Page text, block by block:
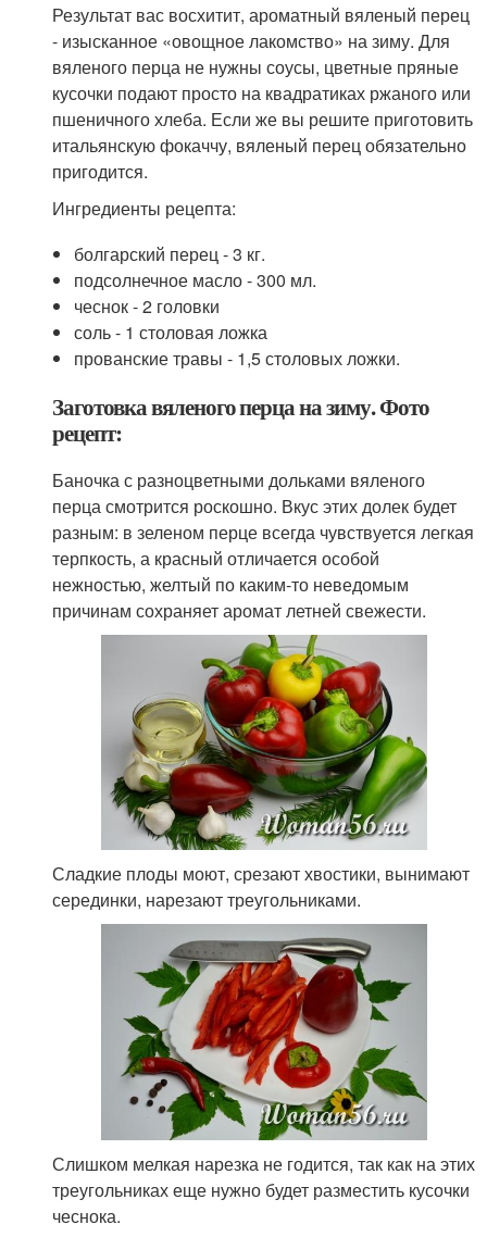
Результат вас восхитит, ароматный вяленый перец
- изысканное «овощное лакомство» на зиму. Для
вяленого перца не нужны соусы, цветные пряные
кусочки подают просто на квадратиках ржаного или
пшеничного хлеба. Если же вы решите приготовить
итальянскую фокаччу, вяленый перец обязательно
пригодится.
Ингредиенты рецепта:
болгарский перец - 3 кг.
подсолнечное масло - 300 мл.
чеснок - 2 головки
соль - 1 столовая ложка
прованские травы - 1,5 столовых ложки.
Заготовка вяленого перца на зиму. Фото
рецепт:
Баночка с разноцветными дольками вяленого
перца смотрится роскошно. Вкус этих долек будет
разным: в зеленом перце всегда чувствуется легкая
терпкость, а красный отличается особой
нежностью, желтый по каким-то неведомым
причинам сохраняет аромат летней свежести.
Сладкие плоды моют, срезают хвостики, вынимают
серединки, нарезают треугольниками.
Слишком мелкая нарезка не годится, так как на этих
треугольниках еще нужно будет разместить кусочки
чеснока.